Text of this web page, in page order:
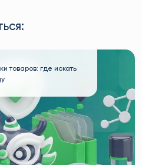
товаров: где искать